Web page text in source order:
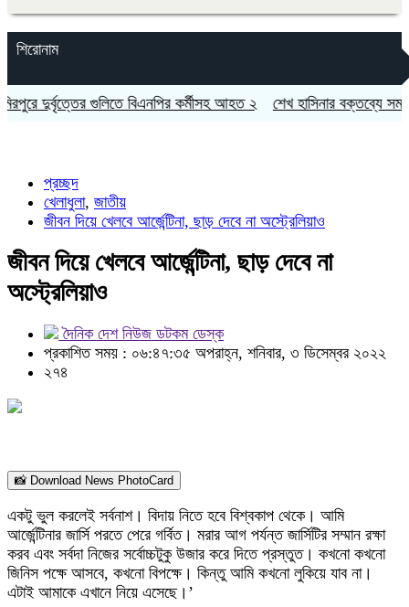
শিরোনাম
দুর্বৃত্তের গুলিতে বিএনপির কর্মীসহ আহত ২ শেখ হাসিনার বক্তব্যে সমর্থন
প্রচ্ছদ
খেলাধুলা, জাতীয়
জীবন দিয়ে খেলবে আর্জেন্টিনা, ছাড় দেবে না অস্ট্রেলিয়াও
জীবন দিয়ে খেলবে আর্জেন্টিনা, ছাড় দেবে না
অস্ট্রেলিয়াও
দৈনিক দেশ নিউজ ডটকম ডেস্ক
প্রকাশিত সময় : ০৬:৪৭:৩৫ অপরাহ্ন, শনিবার, ৩ ডিসেম্বর ২০২২
২৭৪
📸 Download News PhotoCard
একটু ভুল করলেই সর্বনাশ। বিদায় নিতে হবে বিশ্বকাপ থেকে। আমি
আর্জেন্টিনার জার্সি পরতে পেরে গর্বিত। মরার আগ পর্যন্ত জার্সিটির সম্মান রক্ষা
করব এবং সর্বদা নিজের সর্বোচ্চটুকু উজার করে দিতে প্রস্তুত। কখনো কখনো
জিনিস পক্ষে আসবে, কখনো বিপক্ষে। কিন্তু আমি কখনো লুকিয়ে যাব না।
এটাই আমাকে এখানে নিয়ে এসেছে।’